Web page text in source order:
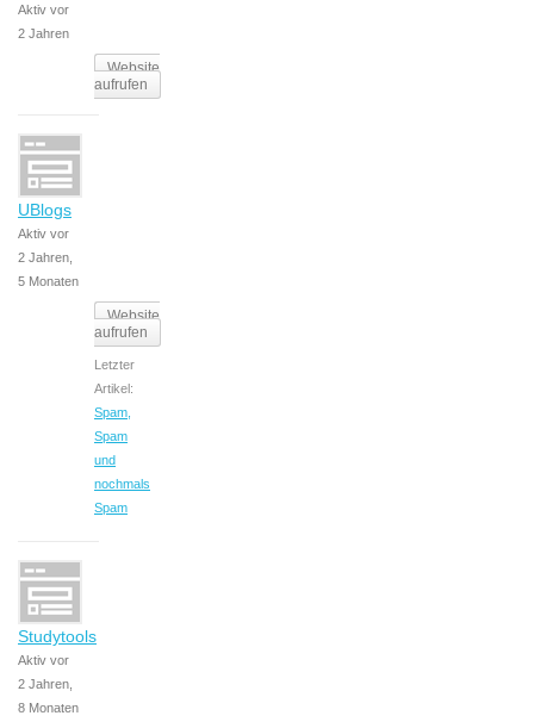
Aktiv vor
2 Jahren
Website
aufrufen
UBlogs
Aktiv vor
2 Jahren,
5 Monaten
Website
aufrufen
Letzter
Artikel:
Spam,
Spam
und
nochmals
Spam
Studytools
Aktiv vor
2 Jahren,
8 Monaten